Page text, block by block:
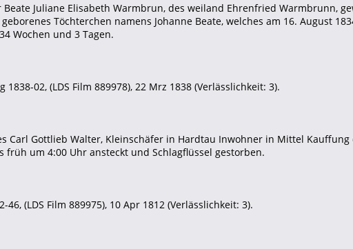
Juliane Elisabeth Warmbrun, des weiland Ehrenfried Warmbrunn,
Töchterchen namens Johanne Beate, welches am 16. August
Wochen und 3 Tagen.
02, (LDS Film 889978), 22 Mrz 1838 (Verlässlichkeit: 3).
Carl Gottlieb Walter, Kleinschäfer in Hardtau Inwohner in Mittel Kauffung
um 4:00 Uhr ansteckt und Schlagflüssel gestorben.
(LDS Film 889975), 10 Apr 1812 (Verlässlichkeit: 3).